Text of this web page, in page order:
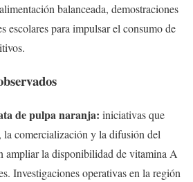
balanceada, demostraciones
escolares para impulsar el consumo de
de pulpa naranja: iniciativas que
la comercialización y la difusión del
ampliar la disponibilidad de vitamina A
Investigaciones operativas en la región